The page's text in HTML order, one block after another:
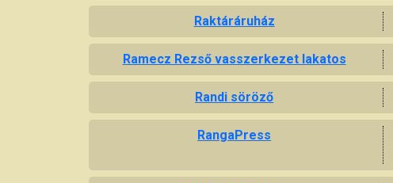
Raktáráruház
Ramecz Rezső vasszerkezet lakatos
Randi söröző
RangaPress